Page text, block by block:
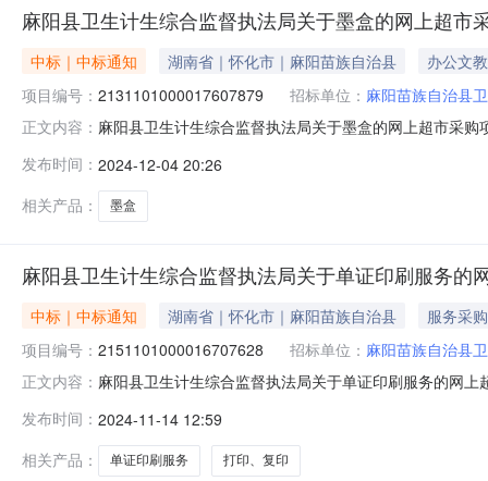
麻阳县卫生计生综合监督执法局关于墨盒的网上超市
中标｜中标通知 湖南省｜怀化市｜麻阳苗族自治县
办公文教
项目编号： 2131101000017607879 招标单位： 麻阳苗族自治县
正文内容： 麻阳县卫生计生综合监督执法局关于墨盒的网上超市采
所在行政区划名称:湖南省怀化市麻阳苗族自治县报价起
发布时间： 2024-12-04 20:26
相关产品：
墨盒
麻阳县卫生计生综合监督执法局关于单证印刷服务的
中标｜中标通知 湖南省｜怀化市｜麻阳苗族自治县
服务采购
项目编号： 2151101000016707628 招标单位： 麻阳苗族自治县
正文内容： 麻阳县卫生计生综合监督执法局关于单证印刷服务的网
编码:431226项目所在行政区划名称:湖南省怀化市麻阳
发布时间： 2024-11-14 12:59
相关产品：
单证印刷服务 打印、复印